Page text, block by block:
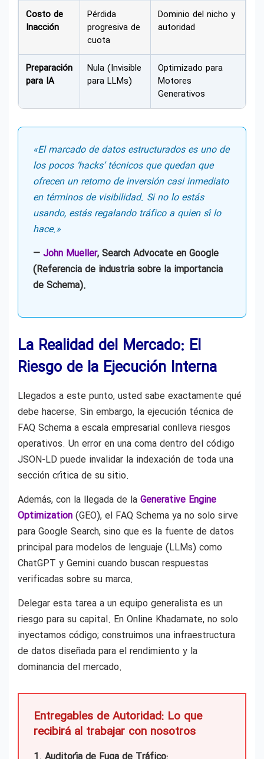
Costo de
Inacción
Pérdida
progresiva de
cuota
Dominio del nicho y
autoridad
Preparación
para IA
Nula (Invisible
para LLMs)
Optimizado para
Motores
Generativos
«El marcado de datos estructurados es uno de
los pocos ‘hacks’ técnicos que quedan que
ofrecen un retorno de inversión casi inmediato
en términos de visibilidad. Si no lo estás
usando, estás regalando tráfico a quien sí lo
hace.»
— John Mueller, Search Advocate en Google
(Referencia de industria sobre la importancia
de Schema).
La Realidad del Mercado: El
Riesgo de la Ejecución Interna
Llegados a este punto, usted sabe exactamente qué
debe hacerse. Sin embargo, la ejecución técnica de
FAQ Schema a escala empresarial conlleva riesgos
operativos. Un error en una coma dentro del código
JSON-LD puede invalidar la indexación de toda una
sección crítica de su sitio.
Además, con la llegada de la Generative Engine
Optimization (GEO), el FAQ Schema ya no solo sirve
para Google Search, sino que es la fuente de datos
principal para modelos de lenguaje (LLMs) como
ChatGPT y Gemini cuando buscan respuestas
verificadas sobre su marca.
Delegar esta tarea a un equipo generalista es un
riesgo para su capital. En Online Khadamate, no solo
inyectamos código; construimos una infraestructura
de datos diseñada para el rendimiento y la
dominancia del mercado.
Entregables de Autoridad: Lo que
recibirá al trabajar con nosotros